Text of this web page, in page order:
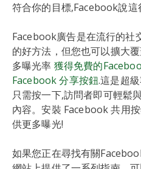
符合你的目標,Facebook說這
Facebook廣告是在流行的社
的好方法，但您也可以擴大
多曝光率 獲得免費的
Facebook 分享按鈕.這是超
只需按一下,訪問者即可輕鬆
內容。安裝 Facebook 共用
供更多曝光!
如果您正在尋找有關